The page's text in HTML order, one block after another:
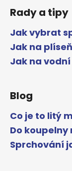
Rady a tipy
Jak vybrat
Jak na
Jak na
Blog
Co je to litý
Do
Sprchování